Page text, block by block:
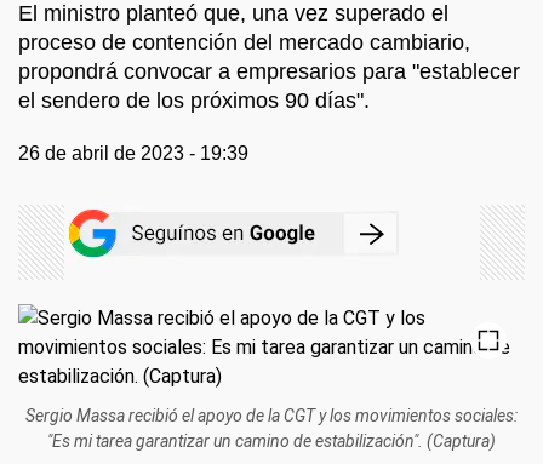
El ministro planteó que, una vez superado el
proceso de contención del mercado cambiario,
propondrá convocar a empresarios para "establecer
el sendero de los próximos 90 días".
26 de abril de 2023 - 19:39
Sergio Massa recibió el apoyo de la CGT y los movimientos sociales:
"Es mi tarea garantizar un camino de estabilización". (Captura)